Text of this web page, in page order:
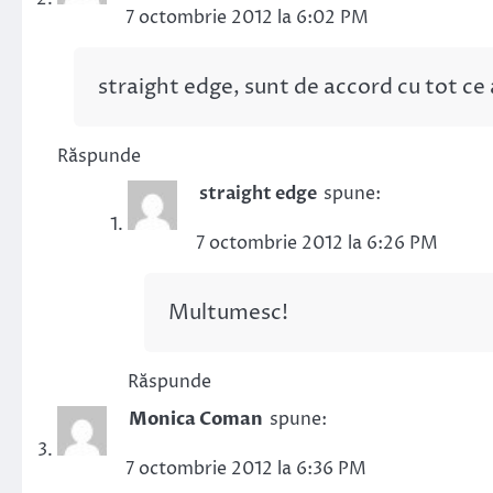
7 octombrie 2012 la 6:02 PM
straight edge, sunt de accord cu tot ce
Răspunde
straight edge spune:
7 octombrie 2012 la 6:26 PM
Multumesc!
Răspunde
Monica Coman spune:
7 octombrie 2012 la 6:36 PM